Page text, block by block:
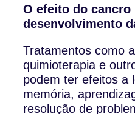
O efeito do cancro
desenvolvimento
Tratamentos como
quimioterapia e
podem ter efeitos a
memória,
resolução de